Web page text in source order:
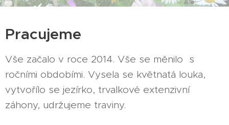
Pracujeme
Vše začalo v roce 2014. Vše se měnilo s
ročními obdobími. Vysela se květnatá louka,
vytvořílo se jezírko, trvalkové extenzivní
záhony, udržujeme traviny.